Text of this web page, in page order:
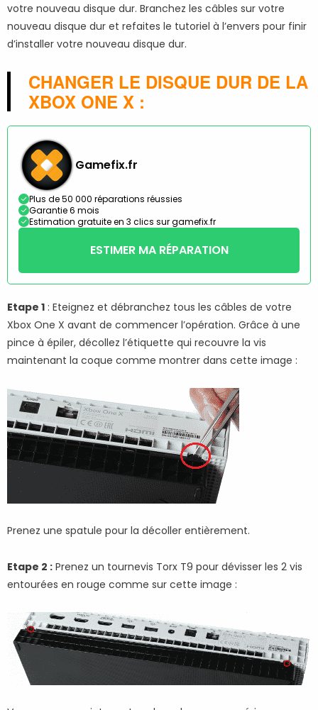
votre nouveau disque dur. Branchez les câbles sur votre
nouveau disque dur et refaites le tutoriel à l’envers pour finir
d’installer votre nouveau disque dur.
CHANGER LE DISQUE DUR DE LA
XBOX ONE X :
Gamefix.fr
Plus de 50 000 réparations réussies
Garantie 6 mois
Estimation gratuite en 3 clics sur gamefix.fr
ESTIMER MA RÉPARATION
Etape 1 : Eteignez et débranchez tous les câbles de votre
Xbox One X avant de commencer l’opération. Grâce à une
pince à épiler, décollez l’étiquette qui recouvre la vis
maintenant la coque comme montrer dans cette image :
Prenez une spatule pour la décoller entièrement.
Etape 2 : Prenez un tournevis Torx T9 pour dévisser les 2 vis
entourées en rouge comme sur cette image :